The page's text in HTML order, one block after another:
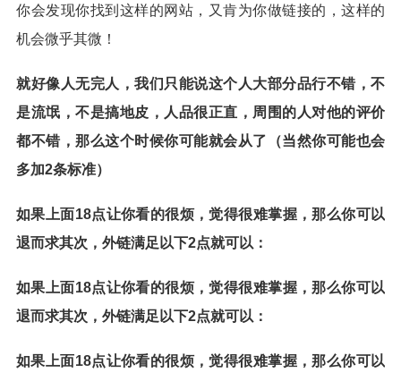
你会发现你找到这样的网站，又肯为你做链接的，这样的
机会微乎其微！
就好像人无完人，我们只能说这个人大部分品行不错，不
是流氓，不是搞地皮，人品很正直，周围的人对他的评价
都不错，那么这个时候你可能就会从了（当然你可能也会
多加2条标准）
如果上面18点让你看的很烦，觉得很难掌握，那么你可以
退而求其次，外链满足以下2点就可以：
如果上面18点让你看的很烦，觉得很难掌握，那么你可以
退而求其次，外链满足以下2点就可以：
如果上面18点让你看的很烦，觉得很难掌握，那么你可以